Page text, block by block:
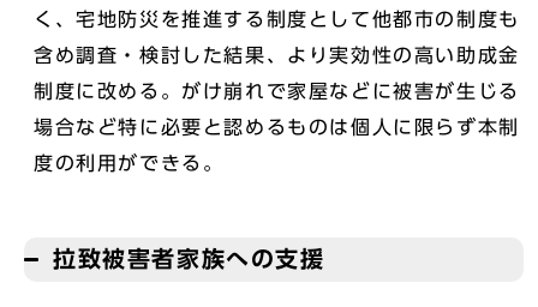
く、宅地防災を推進する制度として他都市の制度も
含め調査・検討した結果、より実効性の高い助成金
制度に改める。がけ崩れで家屋などに被害が生じる
場合など特に必要と認めるものは個人に限らず本制
度の利用ができる。
拉致被害者家族への支援